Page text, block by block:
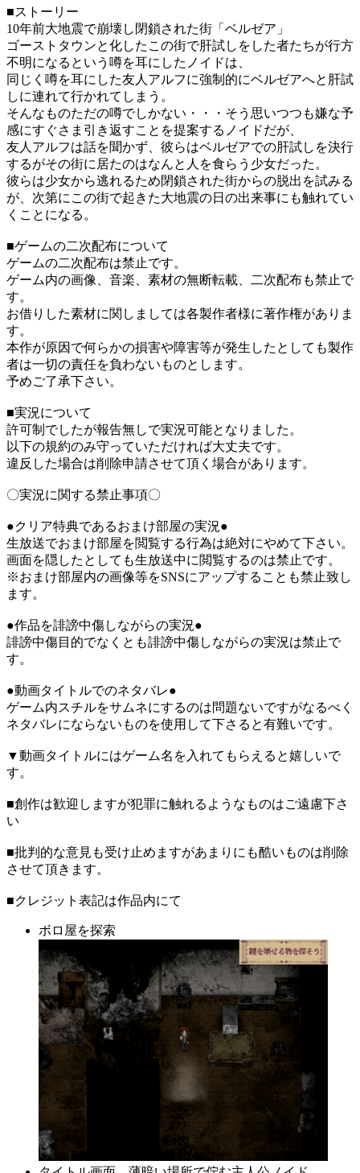
■ストーリー
10年前大地震で崩壊し閉鎖された街「ベルゼア」
ゴーストタウンと化したこの街で肝試しをした者たちが行方
不明になるという噂を耳にしたノイドは、
同じく噂を耳にした友人アルフに強制的にベルゼアへと肝試
しに連れて行かれてしまう。
そんなものただの噂でしかない・・・そう思いつつも嫌な予
感にすぐさま引き返すことを提案するノイドだが、
友人アルフは話を聞かず、彼らはベルゼアでの肝試しを決行
するがその街に居たのはなんと人を食らう少女だった。
彼らは少女から逃れるため閉鎖された街からの脱出を試みる
が、次第にこの街で起きた大地震の日の出来事にも触れてい
くことになる。
■ゲームの二次配布について
ゲームの二次配布は禁止です。
ゲーム内の画像、音楽、素材の無断転載、二次配布も禁止で
す。
お借りした素材に関しましては各製作者様に著作権がありま
す。
本作が原因で何らかの損害や障害等が発生したとしても製作
者は一切の責任を負わないものとします。
予めご了承下さい。
■実況について
許可制でしたが報告無しで実況可能となりました。
以下の規約のみ守っていただければ大丈夫です。
違反した場合は削除申請させて頂く場合があります。
〇実況に関する禁止事項〇
●クリア特典であるおまけ部屋の実況●
生放送でおまけ部屋を閲覧する行為は絶対にやめて下さい。
画面を隠したとしても生放送中に閲覧するのは禁止です。
※おまけ部屋内の画像等をSNSにアップすることも禁止致し
ます。
●作品を誹謗中傷しながらの実況●
誹謗中傷目的でなくとも誹謗中傷しながらの実況は禁止で
す。
●動画タイトルでのネタバレ●
ゲーム内スチルをサムネにするのは問題ないですがなるべく
ネタバレにならないものを使用して下さると有難いです。
▼動画タイトルにはゲーム名を入れてもらえると嬉しいで
す。
■創作は歓迎しますが犯罪に触れるようなものはご遠慮下さ
い
■批判的な意見も受け止めますがあまりにも酷いものは削除
させて頂きます。
■クレジット表記は作品内にて
ボロ屋を探索